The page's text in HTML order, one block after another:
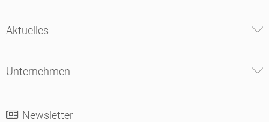
Aktuelles
Unternehmen
Newsletter